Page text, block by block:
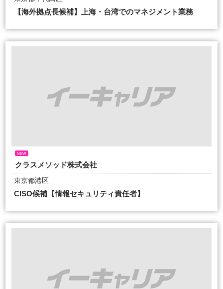
【海外拠点長候補】上海・台湾でのマネジメント業務
NEW
クラスメソッド株式会社
東京都港区
CISO候補【情報セキュリティ責任者】